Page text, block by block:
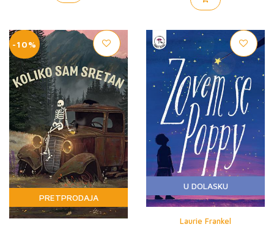
-10%
PRETPRODAJA
U DOLASKU
Laurie Frankel